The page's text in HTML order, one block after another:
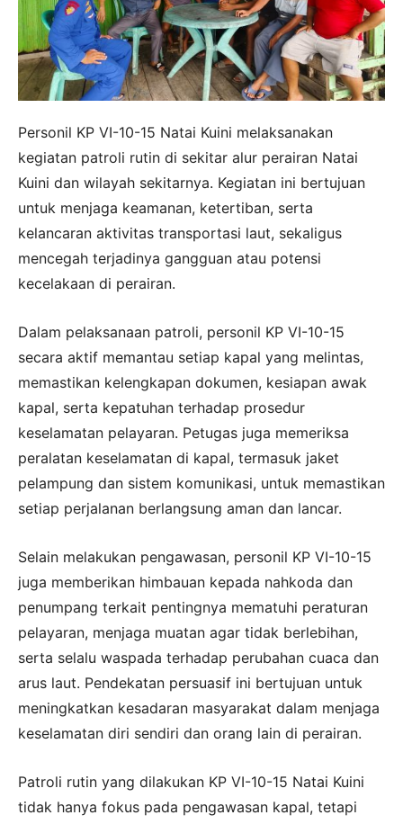
Personil KP VI-10-15 Natai Kuini melaksanakan
kegiatan patroli rutin di sekitar alur perairan Natai
Kuini dan wilayah sekitarnya. Kegiatan ini bertujuan
untuk menjaga keamanan, ketertiban, serta
kelancaran aktivitas transportasi laut, sekaligus
mencegah terjadinya gangguan atau potensi
kecelakaan di perairan.
Dalam pelaksanaan patroli, personil KP VI-10-15
secara aktif memantau setiap kapal yang melintas,
memastikan kelengkapan dokumen, kesiapan awak
kapal, serta kepatuhan terhadap prosedur
keselamatan pelayaran. Petugas juga memeriksa
peralatan keselamatan di kapal, termasuk jaket
pelampung dan sistem komunikasi, untuk memastikan
setiap perjalanan berlangsung aman dan lancar.
Selain melakukan pengawasan, personil KP VI-10-15
juga memberikan himbauan kepada nahkoda dan
penumpang terkait pentingnya mematuhi peraturan
pelayaran, menjaga muatan agar tidak berlebihan,
serta selalu waspada terhadap perubahan cuaca dan
arus laut. Pendekatan persuasif ini bertujuan untuk
meningkatkan kesadaran masyarakat dalam menjaga
keselamatan diri sendiri dan orang lain di perairan.
Patroli rutin yang dilakukan KP VI-10-15 Natai Kuini
tidak hanya fokus pada pengawasan kapal, tetapi